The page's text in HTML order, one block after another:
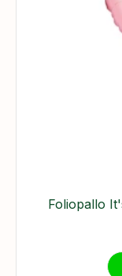
​Foliopallo